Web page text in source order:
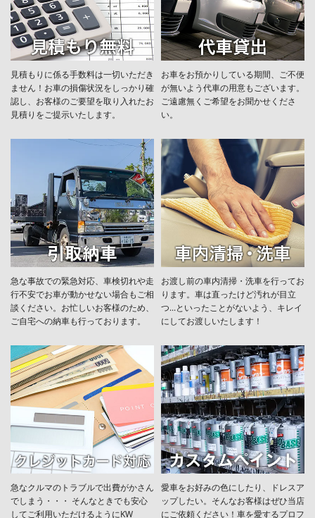
見積もりに係る手数料は一切いただき
ません！お車の損傷状況をしっかり確
認し、お客様のご要望を取り入れたお
見積りをご提示いたします。
お車をお預かりしている期間、ご不便
が無いよう代車の用意もございます。
ご遠慮無くご希望をお聞かせくださ
い。
急な事故での緊急対応、車検切れや走
行不安でお車が動かせない場合もご相
談ください。お忙しいお客様のため、
ご自宅への納車も行っております。
お渡し前の車内清掃・洗車を行ってお
ります。車は直ったけど汚れが目立
つ...といったことがないよう、キレイ
にしてお渡しいたします！
急なクルマのトラブルで出費がかさん
でしまう・・・ そんなときでも安心
してご利用いただけるようにKW
愛車をお好みの色にしたり、ドレスア
ップしたい。そんなお客様はぜひ当店
にご依頼ください！車を愛するプロフ